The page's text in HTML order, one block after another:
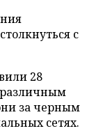
с
28
за черным
сетях.